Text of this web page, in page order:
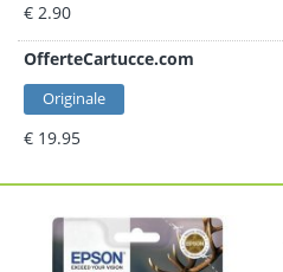
€ 2.90
OfferteCartucce.com
Originale
€ 19.95